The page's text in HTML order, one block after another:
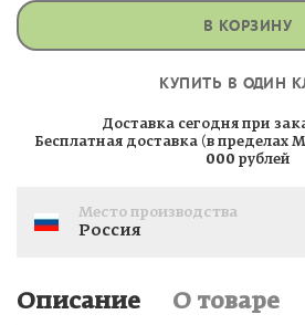
В КОРЗИНУ
КУПИТЬ В ОДИН
Доставка сегодня при
Бесплатная доставка (в пределах
000 рублей
Место производства
Россия
Описание О товаре